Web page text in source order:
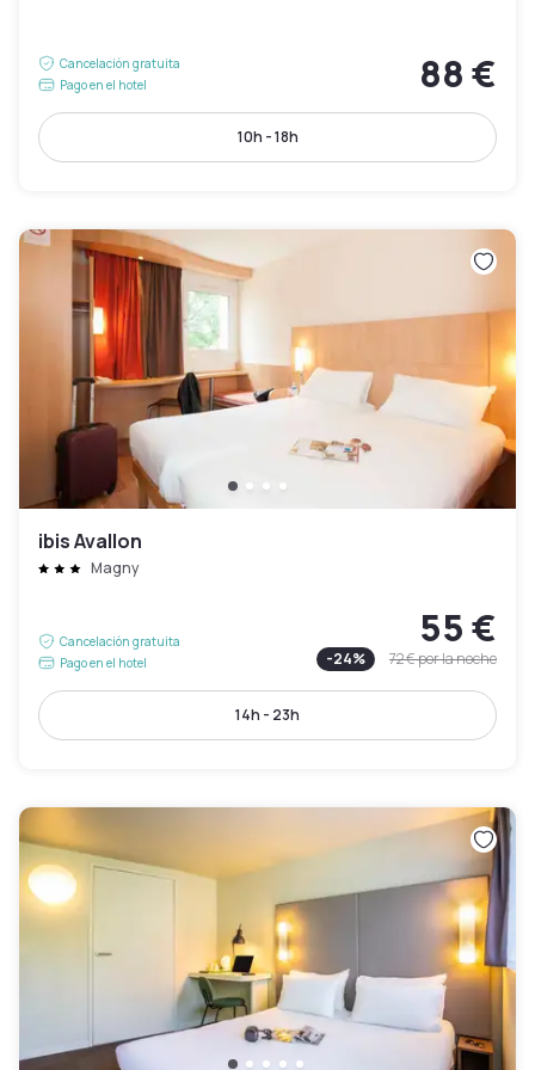
Cancelación gratuita
Pago en el hotel
88 €
10h - 18h
ibis Avallon
Magny
Cancelación gratuita
Pago en el hotel
55 €
-24% 72 €por la noche
14h - 23h